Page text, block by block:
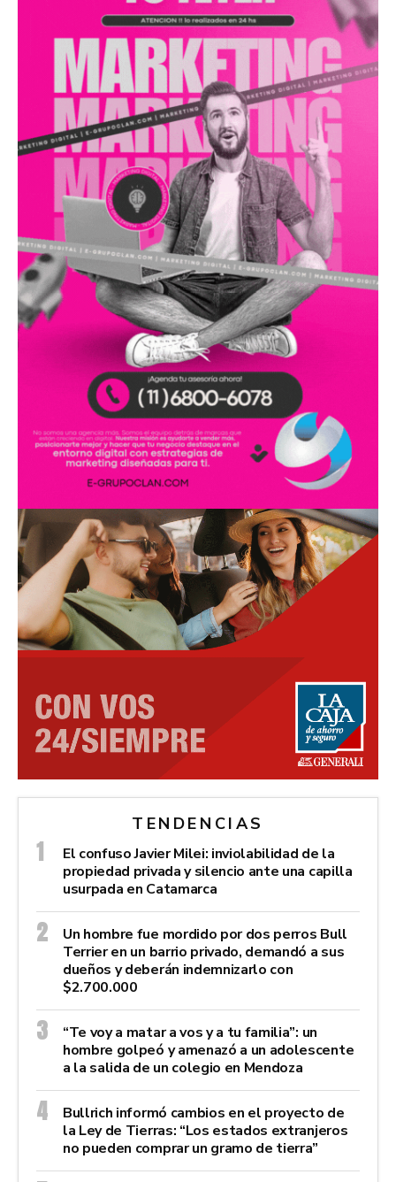
TENDENCIAS
El confuso Javier Milei: inviolabilidad de la
propiedad privada y silencio ante una capilla
usurpada en Catamarca
Un hombre fue mordido por dos perros Bull
Terrier en un barrio privado, demandó a sus
dueños y deberán indemnizarlo con
$2.700.000
“Te voy a matar a vos y a tu familia”: un
hombre golpeó y amenazó a un adolescente
a la salida de un colegio en Mendoza
Bullrich informó cambios en el proyecto de
la Ley de Tierras: “Los estados extranjeros
no pueden comprar un gramo de tierra”